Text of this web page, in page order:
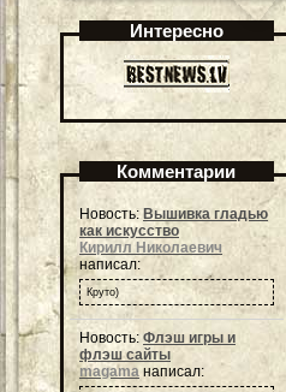
Интересно
Комментарии
Новость: Вышивка гладью
как искусство
Кирилл Николаевич
написал:
Круто)
Новость: Флэш игры и
флэш сайты
magama написал: